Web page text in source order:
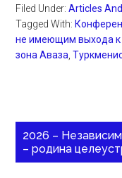
Filed Under:Articles
Tagged With:
не имеющим выхода
зона Аваза ,
2026 –
– родина